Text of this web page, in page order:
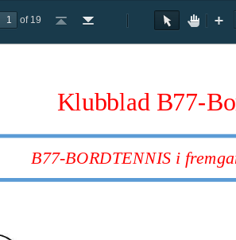
of 19
Go
Go
Rotate
RotateText
Hand
Zoom
Klubblad B77-
B77-BORDTENNIS i